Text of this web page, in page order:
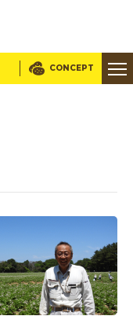
CONCEPT